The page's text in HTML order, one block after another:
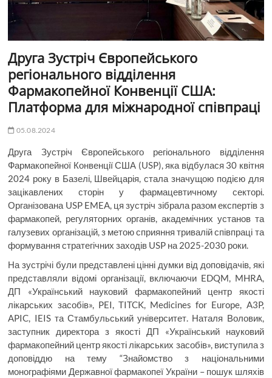
Друга Зустріч Європейського
регіонального відділення
Фармакопейної Конвенції США:
Платформа для міжнародної співпраці
05.08.2024
Друга Зустріч Європейського регіонального відділення
Фармакопейної Конвенції США (USP), яка відбулася 30 квітня
2024 року в Базелі, Швейцарія, стала значущою подією для
зацікавлених сторін у фармацевтичному секторі.
Організована USP EMEA, ця зустріч зібрала разом експертів з
фармакопей, регуляторних органів, академічних установ та
галузевих організацій, з метою сприяння тривалій співпраці та
формування стратегічних заходів USP на 2025-2030 роки.
На зустрічі були представлені цінні думки від доповідачів, які
представляли відомі організації, включаючи EDQM, MHRA,
ДП «Український науковий фармакопейний центр якості
лікарських засобів», PEI, TITCK, Medicines for Europe, A3P,
APIC, IEIS та Стамбульський університет. Наталя Воловик,
заступник директора з якості ДП «Український науковий
фармакопейний центр якості лікарських засобів», виступила з
доповіддю на тему “Знайомство з національними
монографіями Державної фармакопеї України – пошук шляхів